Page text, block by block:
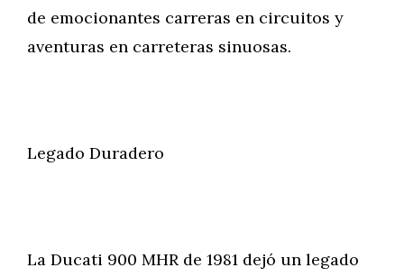
de emocionantes carreras en circuitos y
aventuras en carreteras sinuosas.
Legado Duradero
La Ducati 900 MHR de 1981 dejó un legado